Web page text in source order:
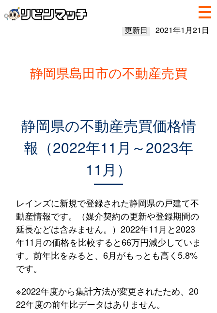
更新日 2021年1月21日
静岡県島田市の不動産売買
静岡県の不動産売買価格情
報（2022年11月～2023年
11月）
レインズに新規で登録された静岡県の戸建て不
動産情報です。（媒介契約の更新や登録期間の
延長などは含みません。）2022年11月と2023
年11月の価格を比較すると66万円減少していま
す。前年比をみると、6月がもっとも高く5.8%
です。
※2022年度から集計方法が変更されたため、20
22年度の前年比データはありません。